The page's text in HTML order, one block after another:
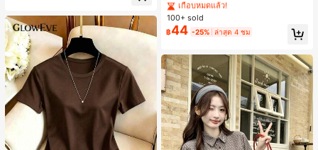
เหลือแค่4ชิ้น
ปหนีบผม, คลิปหนีบผมสังเคราะห์ที่ได้รั
บการอัปเกรดแฟชั่น, วิกผมเส้นใยทนคว
ามร้อนสูงที่ออกแบบมาสำหรับผู้หญิง, ใ
ช้งานง่ายโดยไม่ต้องใช้เครื่องมือ, เหมา
ะสำหรับสไตล์สบายๆ, อุปกรณ์เสริมผมที่
สมบูรณ์แบบสำหรับผู้หญิง คลิปหนีบผม
คลิปหนีบผมสบายๆ แฟชั่นผม คลิปหนีบ
ผมหรูหรา ฤดูร้อน ชายหาด วันหยุด
#3 ขายดี
เกือบหมดแล้ว!
#3 ขายดี
เกือบหมดแล้ว!
#3 ขายดี
ใน เส้นใยสังเคราะห์ เครื่องประดับผมผู้หญิง
100+ sold
฿44 -25% ล่าสุด 4 ชม